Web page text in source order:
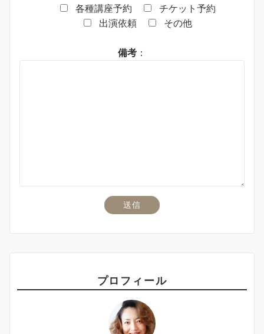
各種講座予約
チケット予約
出演依頼
その他
備考 ：
プロフィール